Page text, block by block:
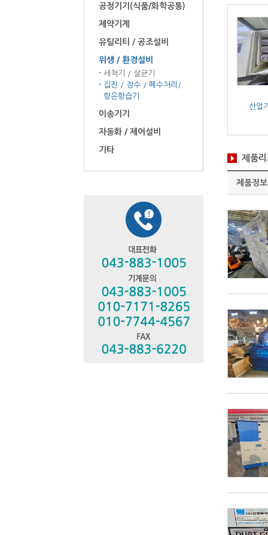
공정기기(식품/화학공통)
제약기계
유틸리티 / 공조설비
위생 / 환경설비
세척기 / 살균기
집진 / 정수 / 폐수처리/
항온항습기
이송기기
자동화 / 제어설비
기타
분체집진기
/ 1대
산업
제품
제품정보